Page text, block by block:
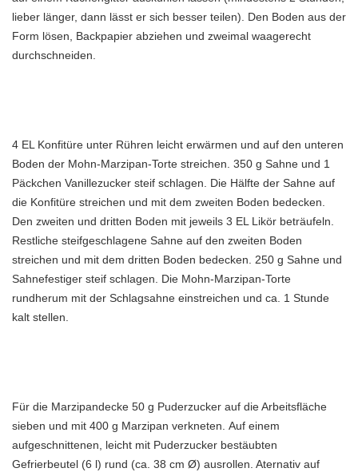
lieber länger, dann lässt er sich besser teilen). Den Boden aus der
Form lösen, Backpapier abziehen und zweimal waagerecht
durchschneiden.
4 EL Konfitüre unter Rühren leicht erwärmen und auf den unteren
Boden der Mohn-Marzipan-Torte streichen. 350 g Sahne und 1
Päckchen Vanillezucker steif schlagen. Die Hälfte der Sahne auf
die Konfitüre streichen und mit dem zweiten Boden bedecken.
Den zweiten und dritten Boden mit jeweils 3 EL Likör beträufeln.
Restliche steifgeschlagene Sahne auf den zweiten Boden
streichen und mit dem dritten Boden bedecken. 250 g Sahne und
Sahnefestiger steif schlagen. Die Mohn-Marzipan-Torte
rundherum mit der Schlagsahne einstreichen und ca. 1 Stunde
kalt stellen.
Für die Marzipandecke 50 g Puderzucker auf die Arbeitsfläche
sieben und mit 400 g Marzipan verkneten. Auf einem
aufgeschnittenen, leicht mit Puderzucker bestäubten
Gefrierbeutel (6 l) rund (ca. 38 cm Ø) ausrollen. Aternativ auf